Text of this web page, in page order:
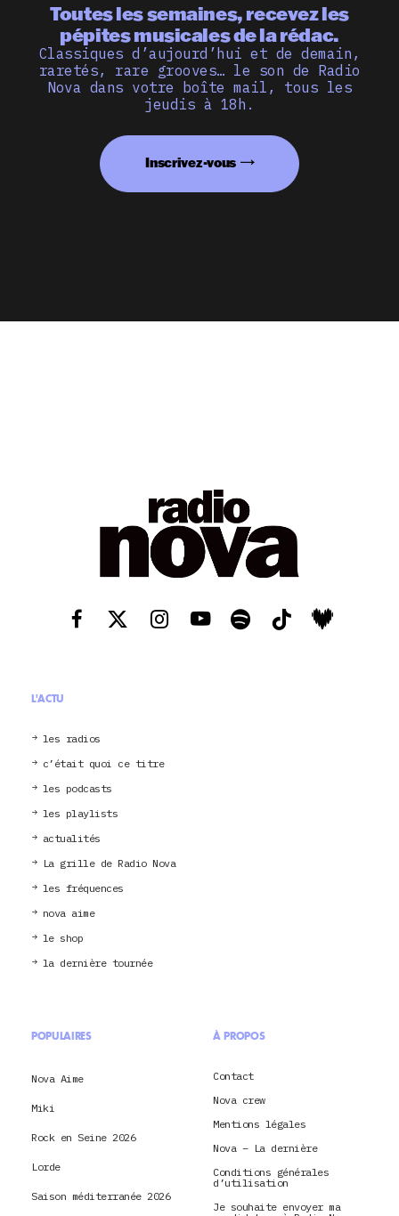
Toutes les semaines, recevez les
pépites musicales de la rédac.
Classiques d’aujourd’hui et de demain,
raretés, rare grooves… le son de Radio
Nova dans votre boîte mail, tous les
jeudis à 18h.
Inscrivez-vous
L'ACTU
les radios
c’était quoi ce titre
les podcasts
les playlists
actualités
La grille de Radio Nova
les fréquences
nova aime
le shop
la dernière tournée
POPULAIRES
Nova Aime
Miki
Rock en Seine 2026
Lorde
Saison méditerranée 2026
À PROPOS
Contact
Nova crew
Mentions légales
Nova – La dernière
Conditions générales
d’utilisation
Je souhaite envoyer ma